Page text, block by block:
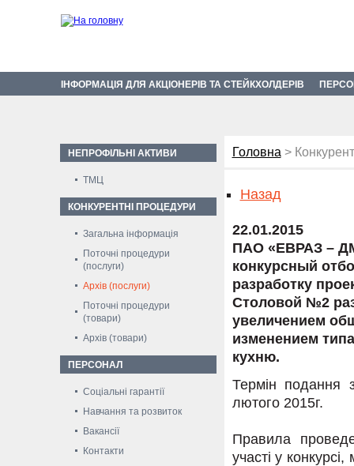
ІНФОРМАЦІЯ ДЛЯ АКЦІОНЕРІВ ТА СТЕЙКХОЛДЕРІВ
НЕПРОФІЛЬНІ АКТИВИ
ТМЦ
КОНКУРЕНТНІ ПРОЦЕДУРИ
Загальна інформація
Поточні процедури
(послуги)
Архів (послуги)
Поточні процедури
(товари)
Архів (товари)
ПЕРСОНАЛ
Соціальні гарантії
Навчання та розвиток
Вакансії
Контакти
Головна >
Назад
22.01.2015
ПАО «ЕВРАЗ –
конкурсный
разработку
Столовой №2
увеличением
изменением
кухню.
Термін подання
лютого 2015г.
Правила
участі у